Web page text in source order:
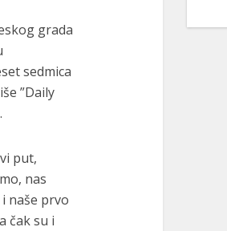
grada
sedmica
”Daily
put,
nas
naše prvo
čak su i